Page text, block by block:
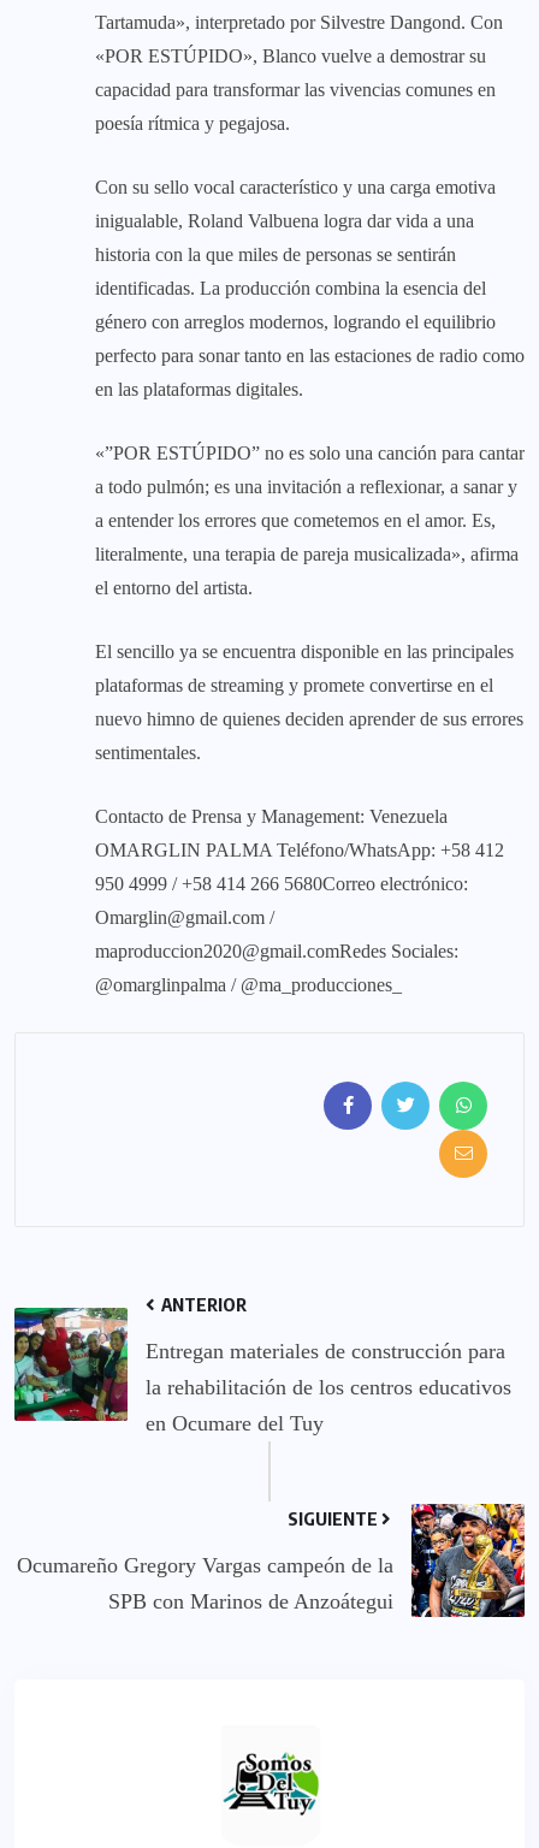
Tartamuda», interpretado por Silvestre Dangond. Con
«POR ESTÚPIDO», Blanco vuelve a demostrar su
capacidad para transformar las vivencias comunes en
poesía rítmica y pegajosa.
Con su sello vocal característico y una carga emotiva
inigualable, Roland Valbuena logra dar vida a una
historia con la que miles de personas se sentirán
identificadas. La producción combina la esencia del
género con arreglos modernos, logrando el equilibrio
perfecto para sonar tanto en las estaciones de radio como
en las plataformas digitales.
«”POR ESTÚPIDO” no es solo una canción para cantar
a todo pulmón; es una invitación a reflexionar, a sanar y
a entender los errores que cometemos en el amor. Es,
literalmente, una terapia de pareja musicalizada», afirma
el entorno del artista.
El sencillo ya se encuentra disponible en las principales
plataformas de streaming y promete convertirse en el
nuevo himno de quienes deciden aprender de sus errores
sentimentales.
Contacto de Prensa y Management: Venezuela
OMARGLIN PALMA Teléfono/WhatsApp: +58 412
950 4999 / +58 414 266 5680Correo electrónico:
Omarglin@gmail.com /
maproduccion2020@gmail.comRedes Sociales:
@omarglinpalma / @ma_producciones_
ANTERIOR
Entregan materiales de construcción para
la rehabilitación de los centros educativos
en Ocumare del Tuy
SIGUIENTE
Ocumareño Gregory Vargas campeón de la
SPB con Marinos de Anzoátegui